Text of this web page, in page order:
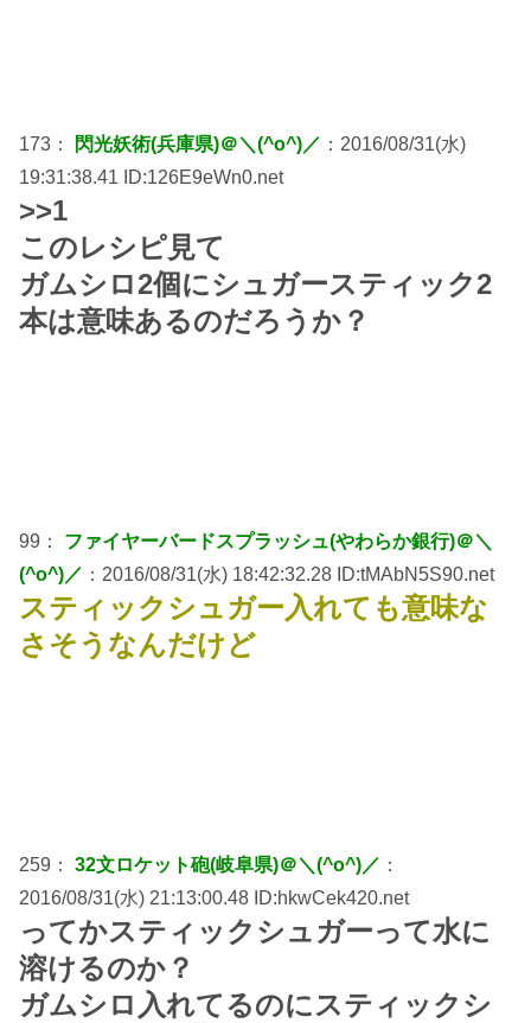
173： 閃光妖術(兵庫県)＠＼(^o^)／ ：2016/08/31(水)
19:31:38.41 ID:126E9eWn0.net
>>1
このレシピ見て
ガムシロ2個にシュガースティック2
本は意味あるのだろうか？
99： ファイヤーバードスプラッシュ(やわらか銀行)＠＼
(^o^)／ ：2016/08/31(水) 18:42:32.28 ID:tMAbN5S90.net
スティックシュガー入れても意味な
さそうなんだけど
259： 32文ロケット砲(岐阜県)＠＼(^o^)／ ：
2016/08/31(水) 21:13:00.48 ID:hkwCek420.net
ってかスティックシュガーって水に
溶けるのか？
ガムシロ入れてるのにスティックシ